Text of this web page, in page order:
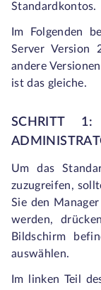
Standardkontos.
Im Folgenden
Server Version
andere
ist das gleiche.
SCHRITT 1:
Um das
zuzugreifen,
Sie den
werden,
Bildschirm
auswählen.
Im linken Teil